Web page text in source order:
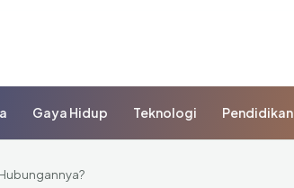
Gaya Hidup Teknologi Pendidikan